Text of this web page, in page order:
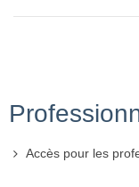
Accès pour les